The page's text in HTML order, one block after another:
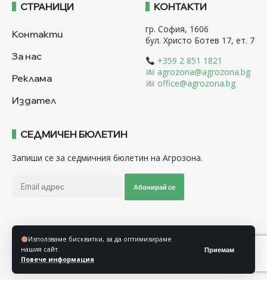
Използваме бисквитки, за да оптимизираме
нашия сайт.
Повече информация
Приемам
СТРАНИЦИ
Контакти
За нас
Реклама
Издател
КОНТАКТИ
гр. София, 1606
бул. Христо Ботев 17, ет. 7
+359 2 851 1821
agrozona@agrozona.bg
office@agrozona.bg
СЕДМИЧЕН БЮЛЕТИН
Запиши се за седмичния бюлетин на Агрозона.
Абонирай се
Последвайте ни